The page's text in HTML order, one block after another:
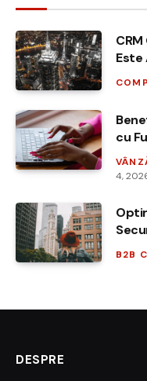
Este
cu
4,
B2B
DESPRE